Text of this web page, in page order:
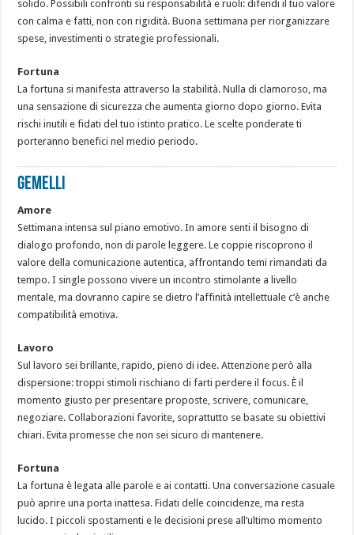
solido. Possibili confronti su responsabilità e ruoli: difendi il tuo valore
con calma e fatti, non con rigidità. Buona settimana per riorganizzare
spese, investimenti o strategie professionali.
Fortuna
La fortuna si manifesta attraverso la stabilità. Nulla di clamoroso, ma
una sensazione di sicurezza che aumenta giorno dopo giorno. Evita
rischi inutili e fidati del tuo istinto pratico. Le scelte ponderate ti
porteranno benefici nel medio periodo.
GEMELLI
Amore
Settimana intensa sul piano emotivo. In amore senti il bisogno di
dialogo profondo, non di parole leggere. Le coppie riscoprono il
valore della comunicazione autentica, affrontando temi rimandati da
tempo. I single possono vivere un incontro stimolante a livello
mentale, ma dovranno capire se dietro l’affinità intellettuale c’è anche
compatibilità emotiva.
Lavoro
Sul lavoro sei brillante, rapido, pieno di idee. Attenzione però alla
dispersione: troppi stimoli rischiano di farti perdere il focus. È il
momento giusto per presentare proposte, scrivere, comunicare,
negoziare. Collaborazioni favorite, soprattutto se basate su obiettivi
chiari. Evita promesse che non sei sicuro di mantenere.
Fortuna
La fortuna è legata alle parole e ai contatti. Una conversazione casuale
può aprire una porta inattesa. Fidati delle coincidenze, ma resta
lucido. I piccoli spostamenti e le decisioni prese all’ultimo momento